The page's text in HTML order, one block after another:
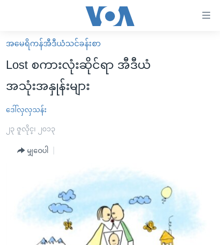
လွယ်ကူ
စေ
များ
ပင်မ
မူလစာမျက်နှာ
မြန်မာ
ကမ္ဘာ့သတင်းများ
နိုင်ငံတကာ
အစ္စရေး-ပါလက်စတိုင်း
ဗွီဒီယို
အင်္ဂလိပ်စာလေ့လာမယ်
မကြေးမုံရဲ့ အင်္ဂလိပ်စာ
ရုပ်ရှင်ထဲက အင်္ဂလိပ်စာ
သုတပဒေသာ အင်္ဂလိပ်စာ
ရေဒီယိုနှင့်ရုပ်သံ အချက်အလက်များ
ရေဒီယို/တီဗွီအစီအစဉ်
Learning English
အမေရိကန်အီဒီယံသင်ခန်းစာ
Lost စကားလုံးဆိုင်ရာ အီဒီယံ
အသုံးအနှုန်းများ
ဒေါ်လှလှသန်း
၂၃ ဇူလိုင္၊ ၂၀၁၃
မျှဝေပါ